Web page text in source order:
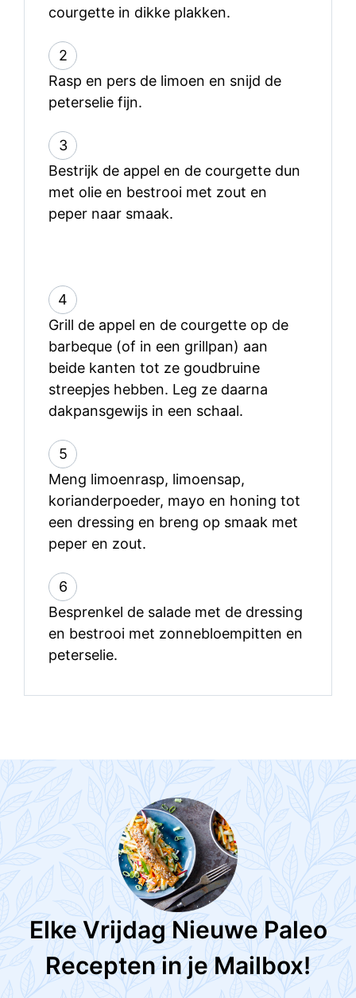
courgette in dikke plakken.
2
Rasp en pers de limoen en snijd de
peterselie fijn.
3
Bestrijk de appel en de courgette dun
met olie en bestrooi met zout en
peper naar smaak.
4
Grill de appel en de courgette op de
barbeque (of in een grillpan) aan
beide kanten tot ze goudbruine
streepjes hebben. Leg ze daarna
dakpansgewijs in een schaal.
5
Meng limoenrasp, limoensap,
korianderpoeder, mayo en honing tot
een dressing en breng op smaak met
peper en zout.
6
Besprenkel de salade met de dressing
en bestrooi met zonnebloempitten en
peterselie.
Elke Vrijdag Nieuwe Paleo
Recepten in je Mailbox!